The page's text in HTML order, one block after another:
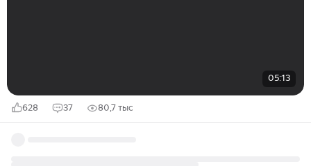
05:13
628 37 80,7 тыс